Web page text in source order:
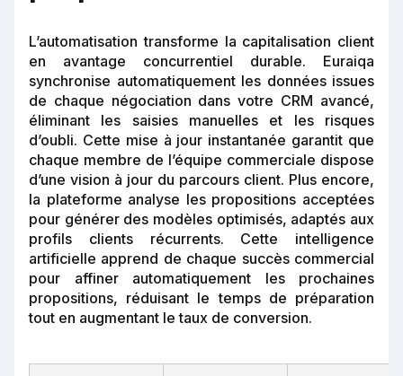
L’automatisation transforme la capitalisation client
en avantage concurrentiel durable. Euraiqa
synchronise automatiquement les données issues
de chaque négociation dans votre CRM avancé,
éliminant les saisies manuelles et les risques
d’oubli. Cette mise à jour instantanée garantit que
chaque membre de l’équipe commerciale dispose
d’une vision à jour du parcours client. Plus encore,
la plateforme analyse les propositions acceptées
pour générer des modèles optimisés, adaptés aux
profils clients récurrents. Cette intelligence
artificielle apprend de chaque succès commercial
pour affiner automatiquement les prochaines
propositions, réduisant le temps de préparation
tout en augmentant le taux de conversion.